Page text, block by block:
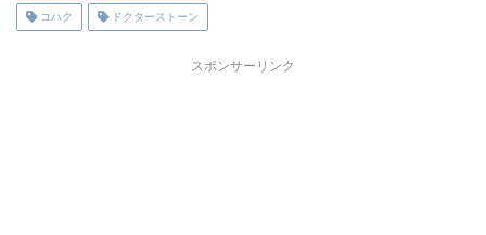
コハク ドクターストーン
スポンサーリンク